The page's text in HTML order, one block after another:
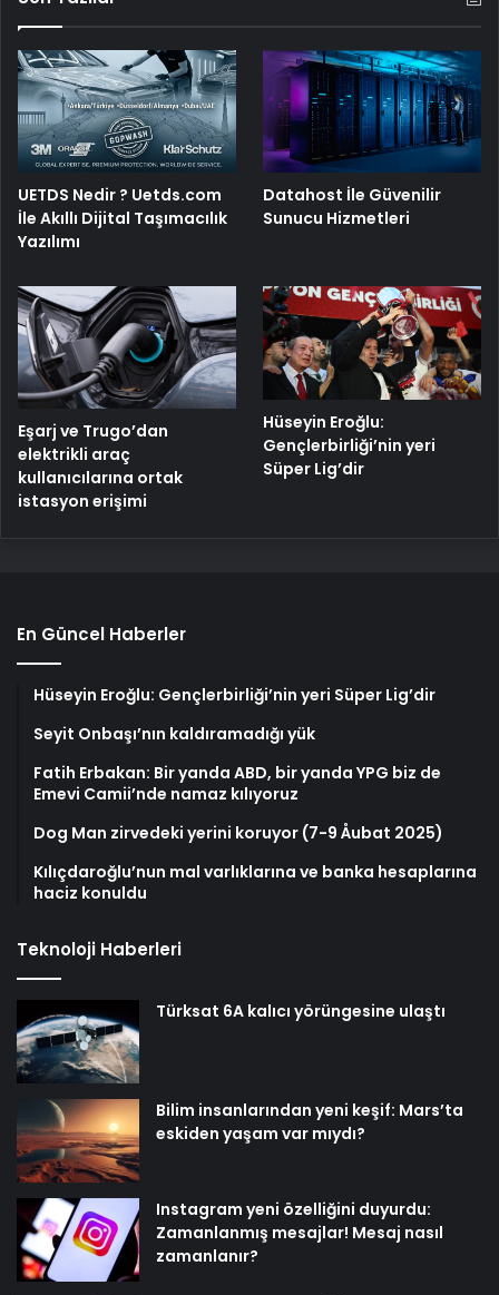
UETDS Nedir ? Uetds.com
İle Akıllı Dijital Taşımacılık
Yazılımı
Datahost İle Güvenilir
Sunucu Hizmetleri
Eşarj ve Trugo’dan
elektrikli araç
kullanıcılarına ortak
istasyon erişimi
Hüseyin Eroğlu:
Gençlerbirliği’nin yeri
Süper Lig’dir
En Güncel Haberler
Hüseyin Eroğlu: Gençlerbirliği’nin yeri Süper Lig’dir
Seyit Onbaşı’nın kaldıramadığı yük
Fatih Erbakan: Bir yanda ABD, bir yanda YPG biz de
Emevi Camii’nde namaz kılıyoruz
Dog Man zirvedeki yerini koruyor (7-9 Åubat 2025)
Kılıçdaroğlu’nun mal varlıklarına ve banka hesaplarına
haciz konuldu
Teknoloji Haberleri
Türksat 6A kalıcı yörüngesine ulaştı
Bilim insanlarından yeni keşif: Mars’ta
eskiden yaşam var mıydı?
Instagram yeni özelliğini duyurdu:
Zamanlanmış mesajlar! Mesaj nasıl
zamanlanır?